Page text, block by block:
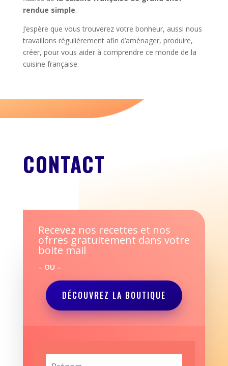
rendue simple.
J’espère que vous trouverez votre bonheur, aussi nous
travaillons régulièrement afin d’aménager, produire,
créer, pour vous aider à comprendre ce monde de la
cuisine française.
CONTACT
Recevez nos recettes et nos
ofrres gratuitement dans votre
boite mail
– OU –
DÉCOUVREZ LA BOUTIQUE